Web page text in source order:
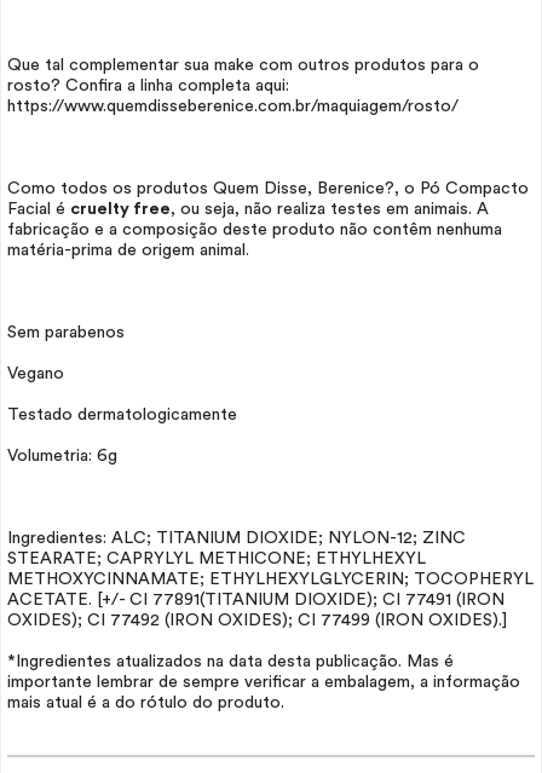
Que tal complementar sua make com outros produtos para o
rosto? Confira a linha completa aqui:
https://www.quemdisseberenice.com.br/maquiagem/rosto/
Como todos os produtos Quem Disse, Berenice?, o Pó Compacto
Facial é cruelty free, ou seja, não realiza testes em animais. A
fabricação e a composição deste produto não contêm nenhuma
matéria-prima de origem animal.
Sem parabenos
Vegano
Testado dermatologicamente
Volumetria: 6g
Ingredientes: ALC; TITANIUM DIOXIDE; NYLON-12; ZINC
STEARATE; CAPRYLYL METHICONE; ETHYLHEXYL
METHOXYCINNAMATE; ETHYLHEXYLGLYCERIN; TOCOPHERYL
ACETATE. [+/- CI 77891(TITANIUM DIOXIDE); CI 77491 (IRON
OXIDES); CI 77492 (IRON OXIDES); CI 77499 (IRON OXIDES).]
*Ingredientes atualizados na data desta publicação. Mas é
importante lembrar de sempre verificar a embalagem, a informação
mais atual é a do rótulo do produto.